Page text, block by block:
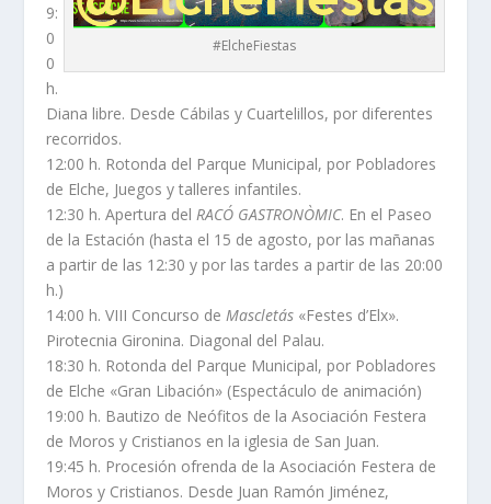
#ElcheFiestas
9:
0
0
h.
Diana libre. Desde Cábilas y Cuartelillos, por diferentes
recorridos.
12:00 h. Rotonda del Parque Municipal, por Pobladores
de Elche, Juegos y talleres infantiles.
12:30 h. Apertura del RACÓ GASTRONÒMIC. En el Paseo
de la Estación (hasta el 15 de agosto, por las mañanas
a partir de las 12:30 y por las tardes a partir de las 20:00
h.)
14:00 h. VIII Concurso de Mascletás «Festes d’Elx».
Pirotecnia Gironina. Diagonal del Palau.
18:30 h. Rotonda del Parque Municipal, por Pobladores
de Elche «Gran Libación» (Espectáculo de animación)
19:00 h. Bautizo de Neófitos de la Asociación Festera
de Moros y Cristianos en la iglesia de San Juan.
19:45 h. Procesión ofrenda de la Asociación Festera de
Moros y Cristianos. Desde Juan Ramón Jiménez,